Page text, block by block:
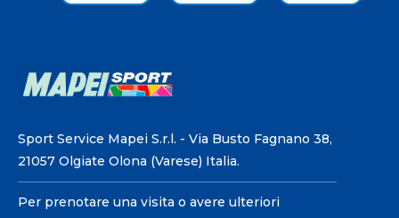
Sport Service Mapei S.r.l. - Via Busto Fagnano 38,
21057 Olgiate Olona (Varese) Italia.
Per prenotare una visita o avere ulteriori